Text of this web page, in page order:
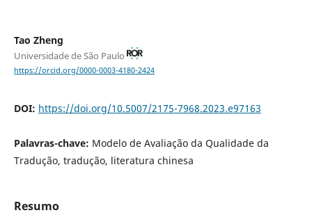
Tao Zheng
Universidade de São Paulo
https://orcid.org/0000-0003-4180-2424
DOI: https://doi.org/10.5007/2175-7968.2023.e97163
Palavras-chave: Modelo de Avaliação da Qualidade da
Tradução, tradução, literatura chinesa
Resumo